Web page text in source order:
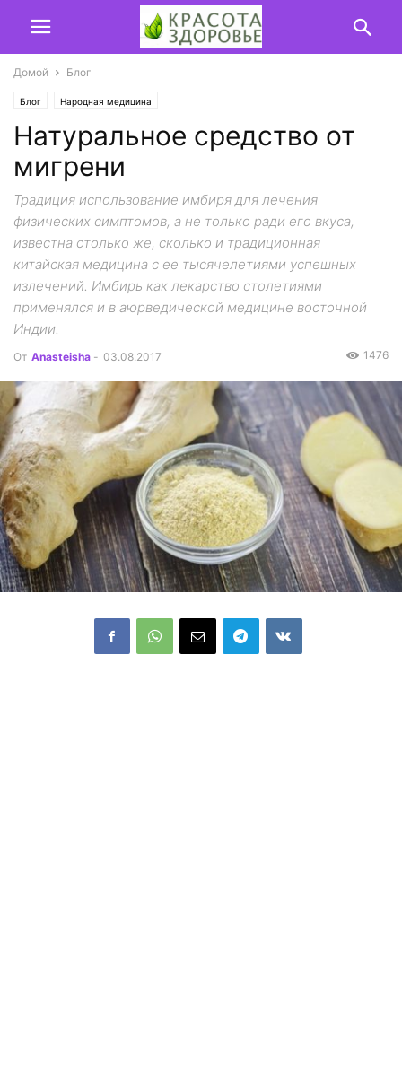
Домой Блог
Блог Народная медицина
Натуральное средство от
мигрени
Традиция использование имбиря для лечения
физических симптомов, а не только ради его вкуса,
известна столько же, сколько и традиционная
китайская медицина с ее тысячелетиями успешных
излечений. Имбирь как лекарство столетиями
применялся и в аюрведической медицине восточной
Индии.
От Anasteisha - 03.08.2017 1476